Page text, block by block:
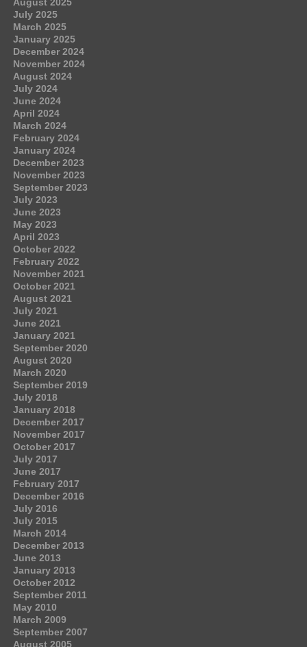
July 2025
March 2025
January 2025
December 2024
November 2024
August 2024
July 2024
June 2024
April 2024
March 2024
February 2024
January 2024
December 2023
November 2023
September 2023
July 2023
June 2023
May 2023
April 2023
October 2022
February 2022
November 2021
October 2021
August 2021
July 2021
June 2021
January 2021
September 2020
August 2020
March 2020
September 2019
July 2018
January 2018
December 2017
November 2017
October 2017
July 2017
June 2017
February 2017
December 2016
July 2016
July 2015
March 2014
December 2013
June 2013
January 2013
October 2012
September 2011
May 2010
March 2009
September 2007
August 2005